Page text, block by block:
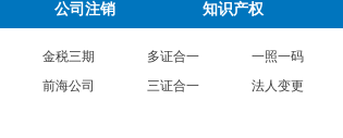
公司注销 知识产权
金税三期 多证合一 一照一码
前海公司 三证合一 法人变更